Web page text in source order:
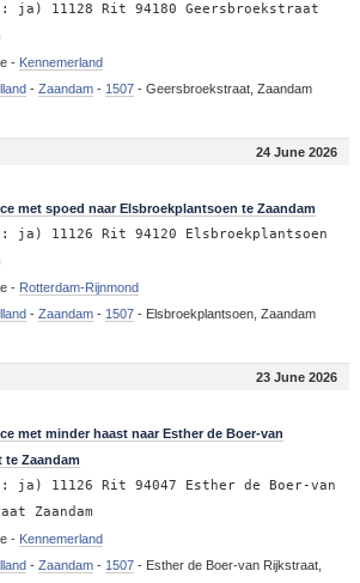
ja) 11128 Rit 94180 Geersbroekstraat
- Kennemerland
- Zaandam- 1507- Geersbroekstraat, Zaandam
24 June 2026
met spoed naar Elsbroekplantsoen te Zaandam
ja) 11126 Rit 94120 Elsbroekplantsoen
- Rotterdam-Rijnmond
- Zaandam- 1507- Elsbroekplantsoen, Zaandam
23 June 2026
met minder haast naar Esther de Boer-van
te Zaandam
ja) 11126 Rit 94047 Esther de Boer-van
Zaandam
- Kennemerland
- Zaandam- 1507- Esther de Boer-van Rijkstraat,